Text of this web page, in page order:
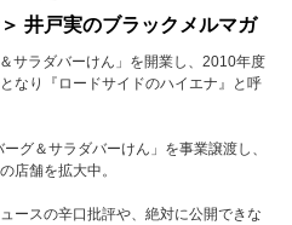
井戸実のブラックメルマガ
サラダバーけん」を開業し、2010年度
なり『ロードサイドのハイエナ』と呼
グ＆サラダバーけん」を事業譲渡し、
店舗を拡大中。
ースの辛口批評や、絶対に公開できな
6月
9月
3月